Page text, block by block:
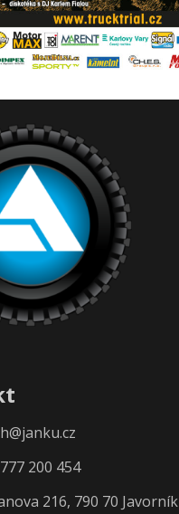
200 454
216, 790 70 Javorník